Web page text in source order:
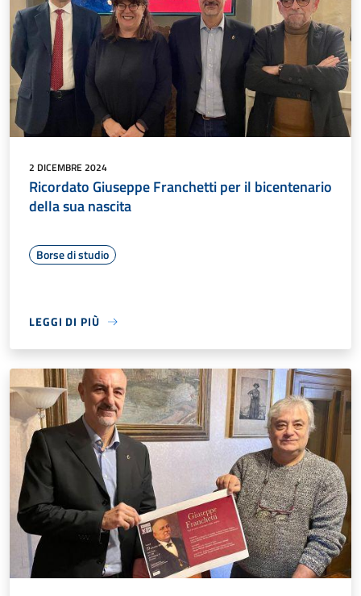
2 DICEMBRE 2024
Ricordato Giuseppe Franchetti per il bicentenario
della sua nascita
Borse di studio
LEGGI DI PIÙ